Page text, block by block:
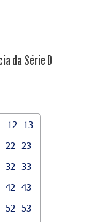
da Série D
12
13
22
23
32
33
42
43
52
53